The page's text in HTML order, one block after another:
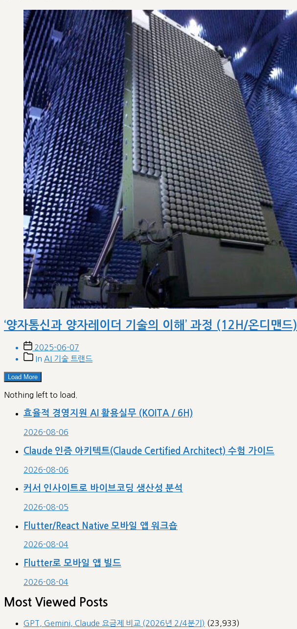
‘양자통신과 양자레이더 기술의 이해’ 과정 (12H/온디맨드)
Post
date
2025-06-07
PostIn AI 기술 트랜드
Load More
Nothing left to load.
효율적 경영지원 AI 활용실무 (KOITA / 6H)
2026-08-06
Claude 인증 아키텍트(Claude Certified Architect) 수험 가이드
2026-08-06
커서 인사이트로 바이브코딩 생산성 분석
2026-08-05
Flutter/React Native 모바일 앱 워크숍
2026-08-04
Flutter로 모바일 앱 빌드
2026-08-04
Most Viewed Posts
GPT, Gemini, Claude 요금제 비교 (2026년 2/4분기) (23,933)